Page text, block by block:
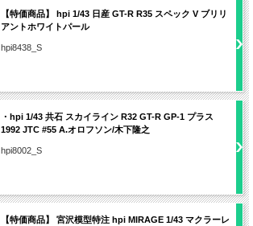
【特価商品】 hpi 1/43 日産 GT-R R35 スペック V ブリリ
アントホワイトパール
hpi8438_S
・hpi 1/43 共石 スカイライン R32 GT-R GP-1 プラス
1992 JTC #55 A.オロフソン/木下隆之
hpi8002_S
【特価商品】 宮沢模型特注 hpi MIRAGE 1/43 マクラーレ